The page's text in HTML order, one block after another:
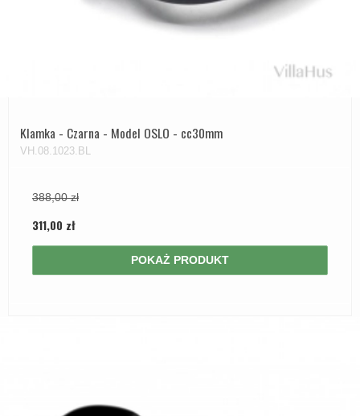
Klamka - Czarna - Model OSLO - cc30mm
VH.08.1023.BL
388,00 zł
311,00 zł
POKAŻ PRODUKT